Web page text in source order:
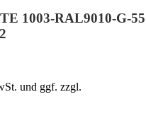
1003-RAL9010-G-55
und ggf. zzgl.